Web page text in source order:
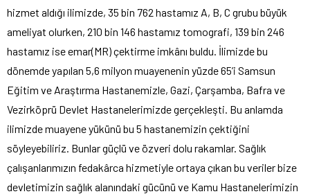
hizmet aldığı ilimizde, 35 bin 762 hastamız A, B, C grubu büyük
ameliyat olurken, 210 bin 146 hastamız tomografi, 139 bin 246
hastamız ise emar(MR) çektirme imkânı buldu. İlimizde bu
dönemde yapılan 5,6 milyon muayenenin yüzde 65’i Samsun
Eğitim ve Araştırma Hastanemizle, Gazi, Çarşamba, Bafra ve
Vezirköprü Devlet Hastanelerimizde gerçekleşti. Bu anlamda
ilimizde muayene yükünü bu 5 hastanemizin çektiğini
söyleyebiliriz. Bunlar güçlü ve özveri dolu rakamlar. Sağlık
çalışanlarımızın fedakârca hizmetiyle ortaya çıkan bu veriler bize
devletimizin sağlık alanındaki gücünü ve Kamu Hastanelerimizin